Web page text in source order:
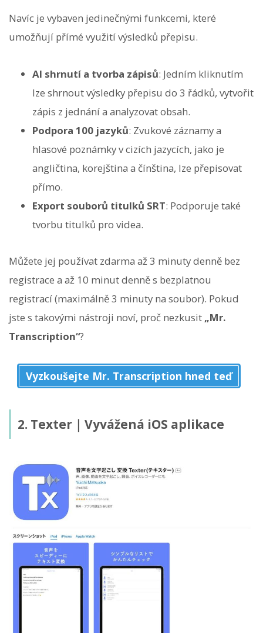
Navíc je vybaven jedinečnými funkcemi, které
umožňují přímé využití výsledků přepisu.
AI shrnutí a tvorba zápisů: Jedním kliknutím
lze shrnout výsledky přepisu do 3 řádků, vytvořit
zápis z jednání a analyzovat obsah.
Podpora 100 jazyků: Zvukové záznamy a
hlasové poznámky v cizích jazycích, jako je
angličtina, korejština a čínština, lze přepisovat
přímo.
Export souborů titulků SRT: Podporuje také
tvorbu titulků pro videa.
Můžete jej používat zdarma až 3 minuty denně bez
registrace a až 10 minut denně s bezplatnou
registrací (maximálně 3 minuty na soubor). Pokud
jste s takovými nástroji noví, proč nezkusit „Mr.
Transcription“?
Vyzkoušejte Mr. Transcription hned teď
2. Texter｜Vyvážená iOS aplikace